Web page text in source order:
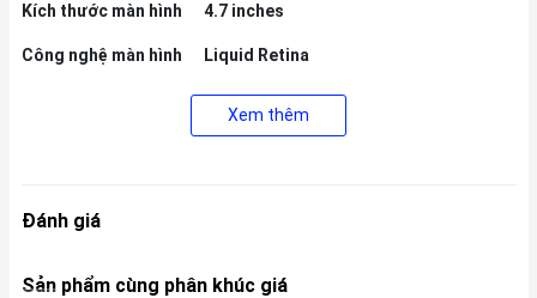
Kích thước màn hình 4.7 inches
Công nghệ màn hình Liquid Retina
Camera góc rộng: 12MP, ƒ/1.8
Dung lượng RAM
Bộ nhớ trong 64GB, 128GB, 256GB
Xem thêm
Đánh giá
Sản phẩm cùng phân khúc giá